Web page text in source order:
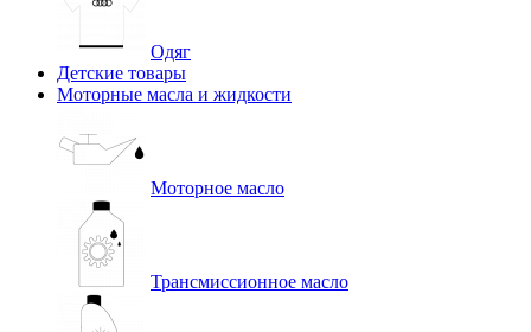
Одяг
Детские товары
Моторные масла и жидкости
Моторное масло
Трансмиссионное масло